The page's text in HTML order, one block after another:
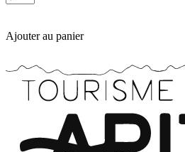
Ajouter au panier